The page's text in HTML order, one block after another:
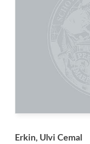
Erkin, Ulvi Cemal